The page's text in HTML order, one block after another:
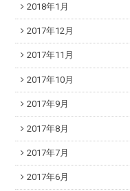
2018年1月
2017年12月
2017年11月
2017年10月
2017年9月
2017年8月
2017年7月
2017年6月